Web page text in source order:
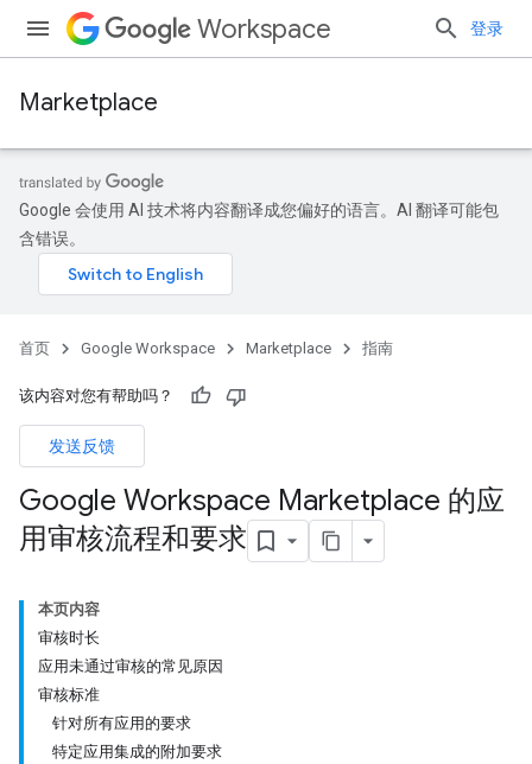
Workspace 登录
Marketplace
Google 会使用 AI 技术将内容翻译成您偏好的语言。AI 翻译可能包
含错误。
首页 Google Workspace Marketplace 指南
该内容对您有帮助吗？
发送反馈
Google Workspace Marketplace 的应
用审核流程和要求
本页内容
审核时长
应用未通过审核的常见原因
审核标准
针对所有应用的要求
特定应用集成的附加要求